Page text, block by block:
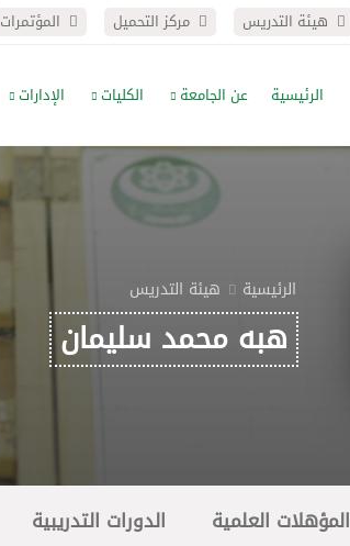
هيئة التدريس مركز التحميل المؤتمرات
الرئيسية عن الجامعة الكليات الإدارات
الرئيسية هيئة التدريس
هبه محمد سليمان
المؤهلات العلمية الدورات التدريبية